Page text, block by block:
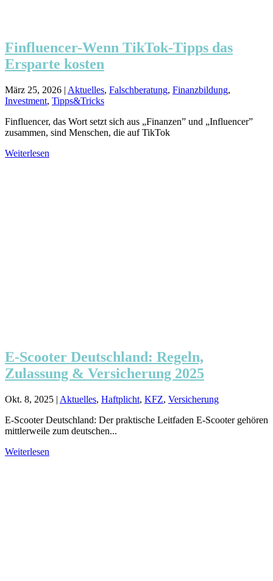
Finfluencer-Wenn TikTok-Tipps das
Ersparte kosten
März 25, 2026 | Aktuelles, Falschberatung, Finanzbildung,
Investment, Tipps&Tricks
Finfluencer, das Wort setzt sich aus „Finanzen” und „Influencer”
zusammen, sind Menschen, die auf TikTok
Weiterlesen
E-Scooter Deutschland: Regeln,
Zulassung & Versicherung 2025
Okt. 8, 2025 | Aktuelles, Haftplicht, KFZ, Versicherung
E-Scooter Deutschland: Der praktische Leitfaden E-Scooter gehören
mittlerweile zum deutschen...
Weiterlesen